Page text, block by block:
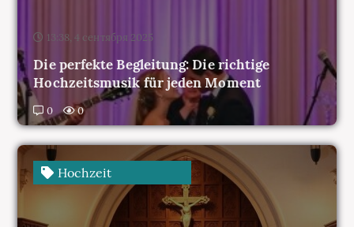
Hochzeitsmusik für jeden Moment
0 0
Hochzeit